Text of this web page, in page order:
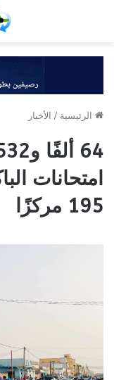
الرئيسية / الأخبار
امتحانات
195 مركزًا